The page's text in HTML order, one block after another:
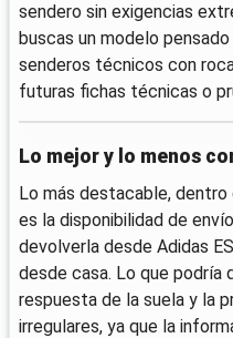
sendero sin exigencias
buscas un modelo
senderos técnicos con
futuras fichas técnicas o
Lo mejor y lo menos
Lo más destacable, dentro
es la disponibilidad de
devolverla desde Adidas
desde casa. Lo que podría
respuesta de la suela y la
irregulares, ya que la